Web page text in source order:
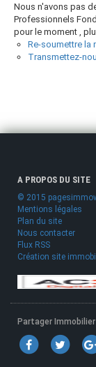
Nous n'avons pas
Professionnels
pour le moment ,
Re-soumettre la
Transmettez-
A PROPOS DU SITE
© 2015
Mentions légales
Plan du site
Nous contacter
Flux RSS
Création site
Partager